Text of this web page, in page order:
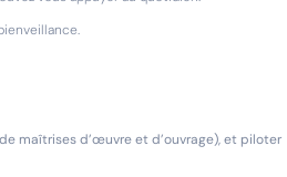
maîtrises d’œuvre et d’ouvrage), et piloter